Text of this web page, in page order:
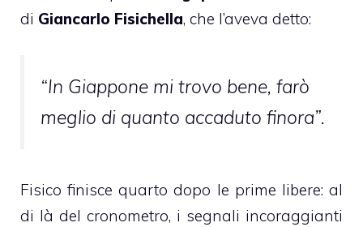
di Giancarlo Fisichella, che l’aveva detto:
“In Giappone mi trovo bene, farò
meglio di quanto accaduto finora”.
Fisico finisce quarto dopo le prime libere: al
di là del cronometro, i segnali incoraggianti